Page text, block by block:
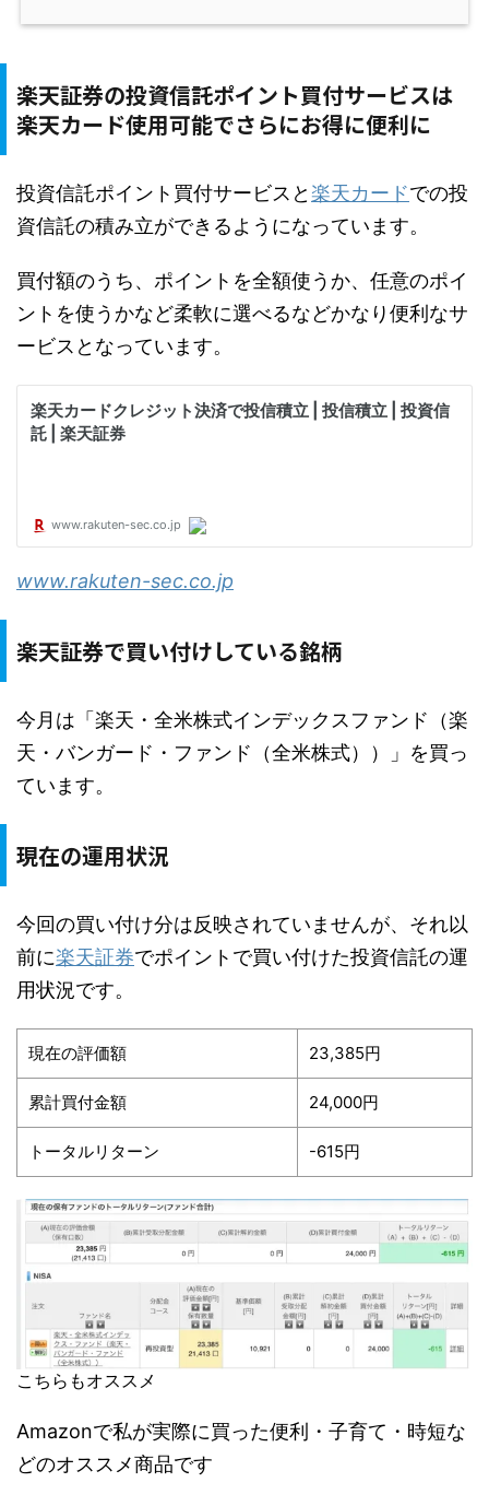
楽天証券の投資信託ポイント買付サービスは
楽天カード使用可能でさらにお得に便利に
投資信託ポイント買付サービスと楽天カードでの投
資信託の積み立ができるようになっています。
買付額のうち、ポイントを全額使うか、任意のポイ
ントを使うかなど柔軟に選べるなどかなり便利なサ
ービスとなっています。
www.rakuten-sec.co.jp
楽天証券で買い付けしている銘柄
今月は「楽天・全米株式インデックスファンド（楽
天・バンガード・ファンド（全米株式））」を買っ
ています。
現在の運用状況
今回の買い付け分は反映されていませんが、それ以
前に楽天証券でポイントで買い付けた投資信託の運
用状況です。
現在の評価額 23,385円
累計買付金額 24,000円
トータルリターン -615円
こちらもオススメ
Amazonで私が実際に買った便利・子育て・時短な
どのオススメ商品です